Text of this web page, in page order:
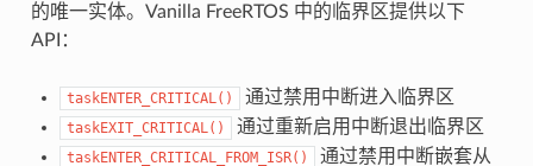
的唯一实体。Vanilla FreeRTOS 中的临界区提供以下
API：
taskENTER_CRITICAL() 通过禁用中断进入临界区
taskEXIT_CRITICAL() 通过重新启用中断退出临界区
taskENTER_CRITICAL_FROM_ISR() 通过禁用中断嵌套从